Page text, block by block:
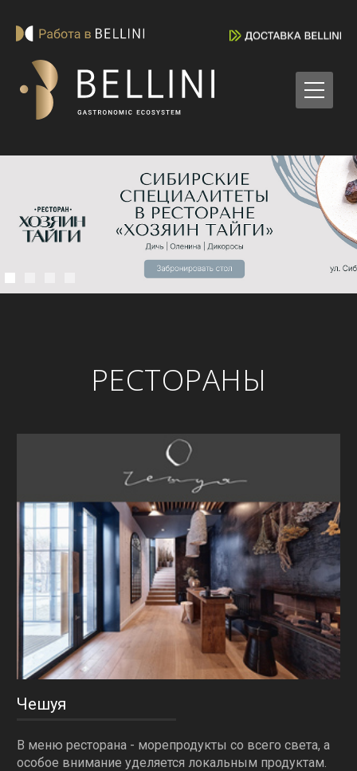
РЕСТОРАНЫ
Чешуя
В меню ресторана - морепродукты со всего света, а
особое внимание уделяется локальным продуктам.